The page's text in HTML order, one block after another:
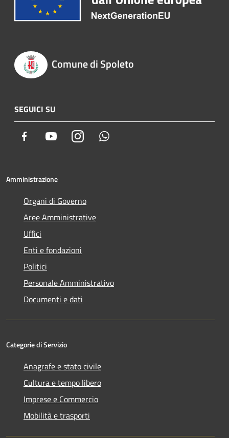
Comune di Spoleto
SEGUICI SU
Facebook YoutubeInstagram
Amministrazione
Organi di Governo
Aree Amministrative
Uffici
Enti e fondazioni
Politici
Personale Amministrativo
Documenti e dati
Categorie di Servizio
Anagrafe e stato civile
Cultura e tempo libero
Imprese e Commercio
Mobilità e trasporti